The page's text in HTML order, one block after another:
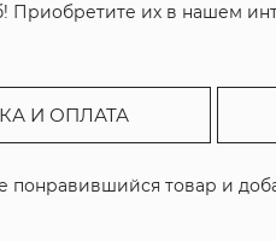
их в нашем
И ОПЛАТА
товар и